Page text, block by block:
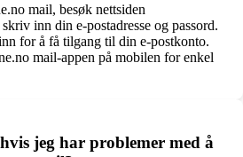
mail, besøk nettsiden
inn din e-postadresse og passord.
for å få tilgang til din e-postkonto.
mail-appen på mobilen for enkel
jeg har problemer med å